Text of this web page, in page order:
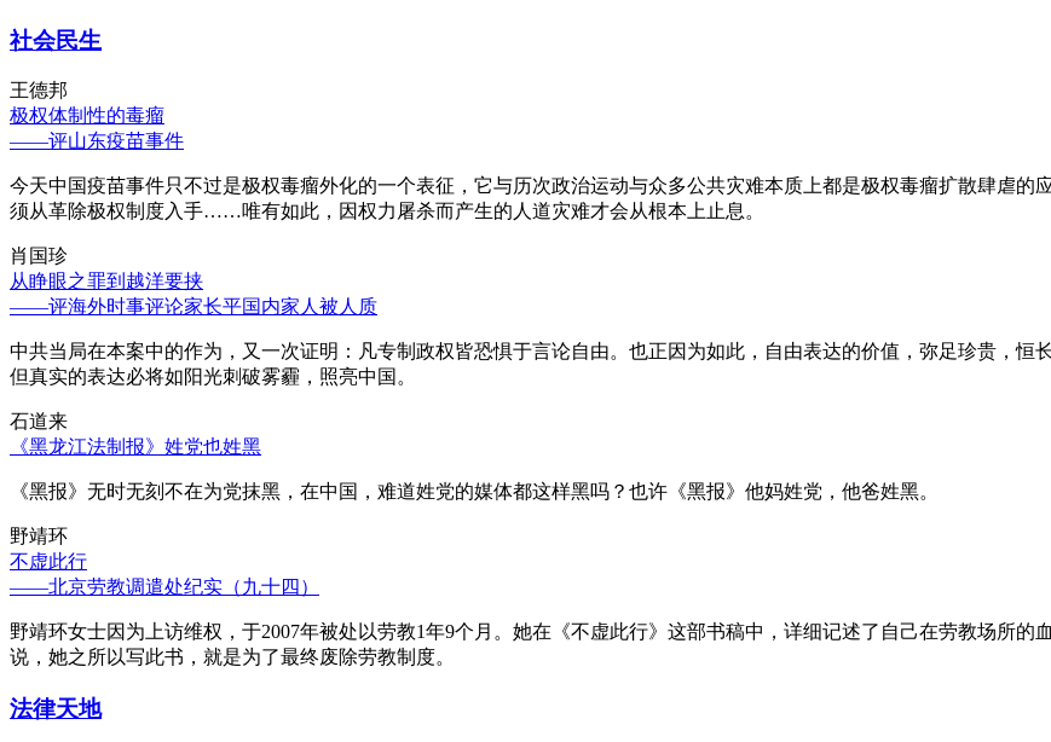
社会民生
王德邦
极权体制性的毒瘤
——评山东疫苗事件
今天中国疫苗事件只不过是极权毒瘤外化的一个表征，它与历次政治运动与众多公共灾难本质上都是极权毒瘤扩散肆虐
须从革除极权制度入手……唯有如此，因权力屠杀而产生的人道灾难才会从根本上止息。
肖国珍
从睁眼之罪到越洋要挟
——评海外时事评论家长平国内家人被人质
中共当局在本案中的作为，又一次证明：凡专制政权皆恐惧于言论自由。也正因为如此，自由表达的价值，弥足珍贵，恒
但真实的表达必将如阳光刺破雾霾，照亮中国。
石道来
《黑龙江法制报》姓党也姓黑
《黑报》无时无刻不在为党抹黑，在中国，难道姓党的媒体都这样黑吗？也许《黑报》他妈姓党，他爸姓黑。
野靖环
不虚此行
——北京劳教调遣处纪实（九十四）
野靖环女士因为上访维权，于2007年被处以劳教1年9个月。她在《不虚此行》这部书稿中，详细记述了自己在劳教场所
说，她之所以写此书，就是为了最终废除劳教制度。
法律天地